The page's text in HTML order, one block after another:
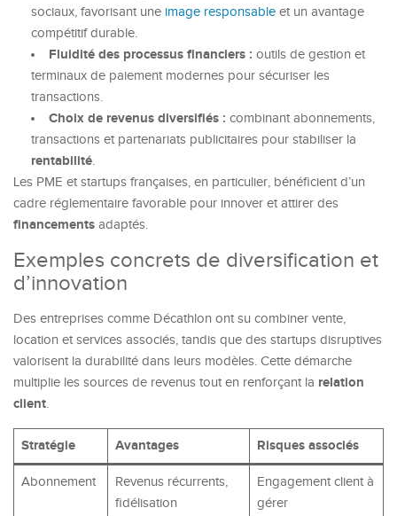
sociaux, favorisant une image responsable et un avantage
compétitif durable.
Fluidité des processus financiers : outils de gestion et
terminaux de paiement modernes pour sécuriser les
transactions.
Choix de revenus diversifiés : combinant abonnements,
transactions et partenariats publicitaires pour stabiliser la
rentabilité.
Les PME et startups françaises, en particulier, bénéficient d’un
cadre réglementaire favorable pour innover et attirer des
financements adaptés.
Exemples concrets de diversification et
d’innovation
Des entreprises comme Décathlon ont su combiner vente,
location et services associés, tandis que des startups disruptives
valorisent la durabilité dans leurs modèles. Cette démarche
multiplie les sources de revenus tout en renforçant la relation
client.
Stratégie Avantages Risques associés
Abonnement
Revenus récurrents,
fidélisation
Engagement client à
gérer